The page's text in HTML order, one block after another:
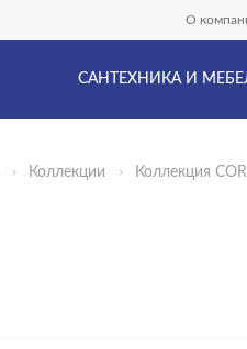
О
САНТЕХНИКА И
Коллекции Коллекция